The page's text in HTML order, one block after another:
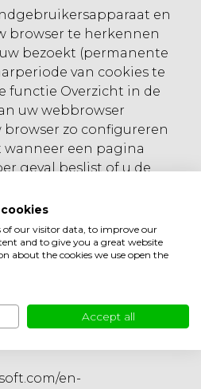
en
browser te herkennen
bezoekt (permanente
van cookies te
functie Overzicht in de
uw webbrowser
zo configureren
een pagina
geval beslist of u de
website of in het
weigert. Elke browser
voor het beheren van de
beleid van de browser
Help-menu van elke
links voor
wijzigen van de
en-
of our visitor data, to improve our
and to give you a great website
about the cookies we use open the
Accept all